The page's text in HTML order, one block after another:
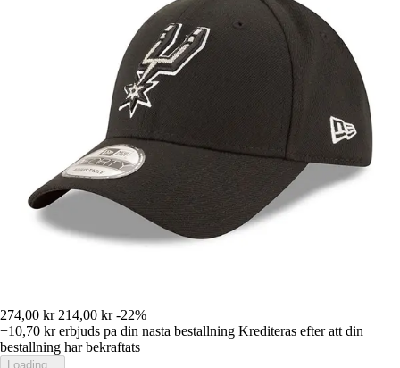
274,00 kr 214,00 kr -22%
+10,70 krerbjuds pa din nasta bestallning Krediteras efter att din
bestallning har bekraftats
Loading...